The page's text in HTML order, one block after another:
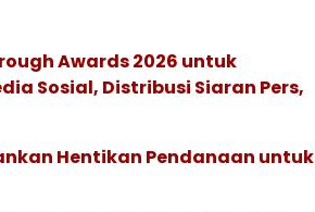
Awards 2026 untuk
Sosial, Distribusi Siaran Pers,
Hentikan Pendanaan untuk